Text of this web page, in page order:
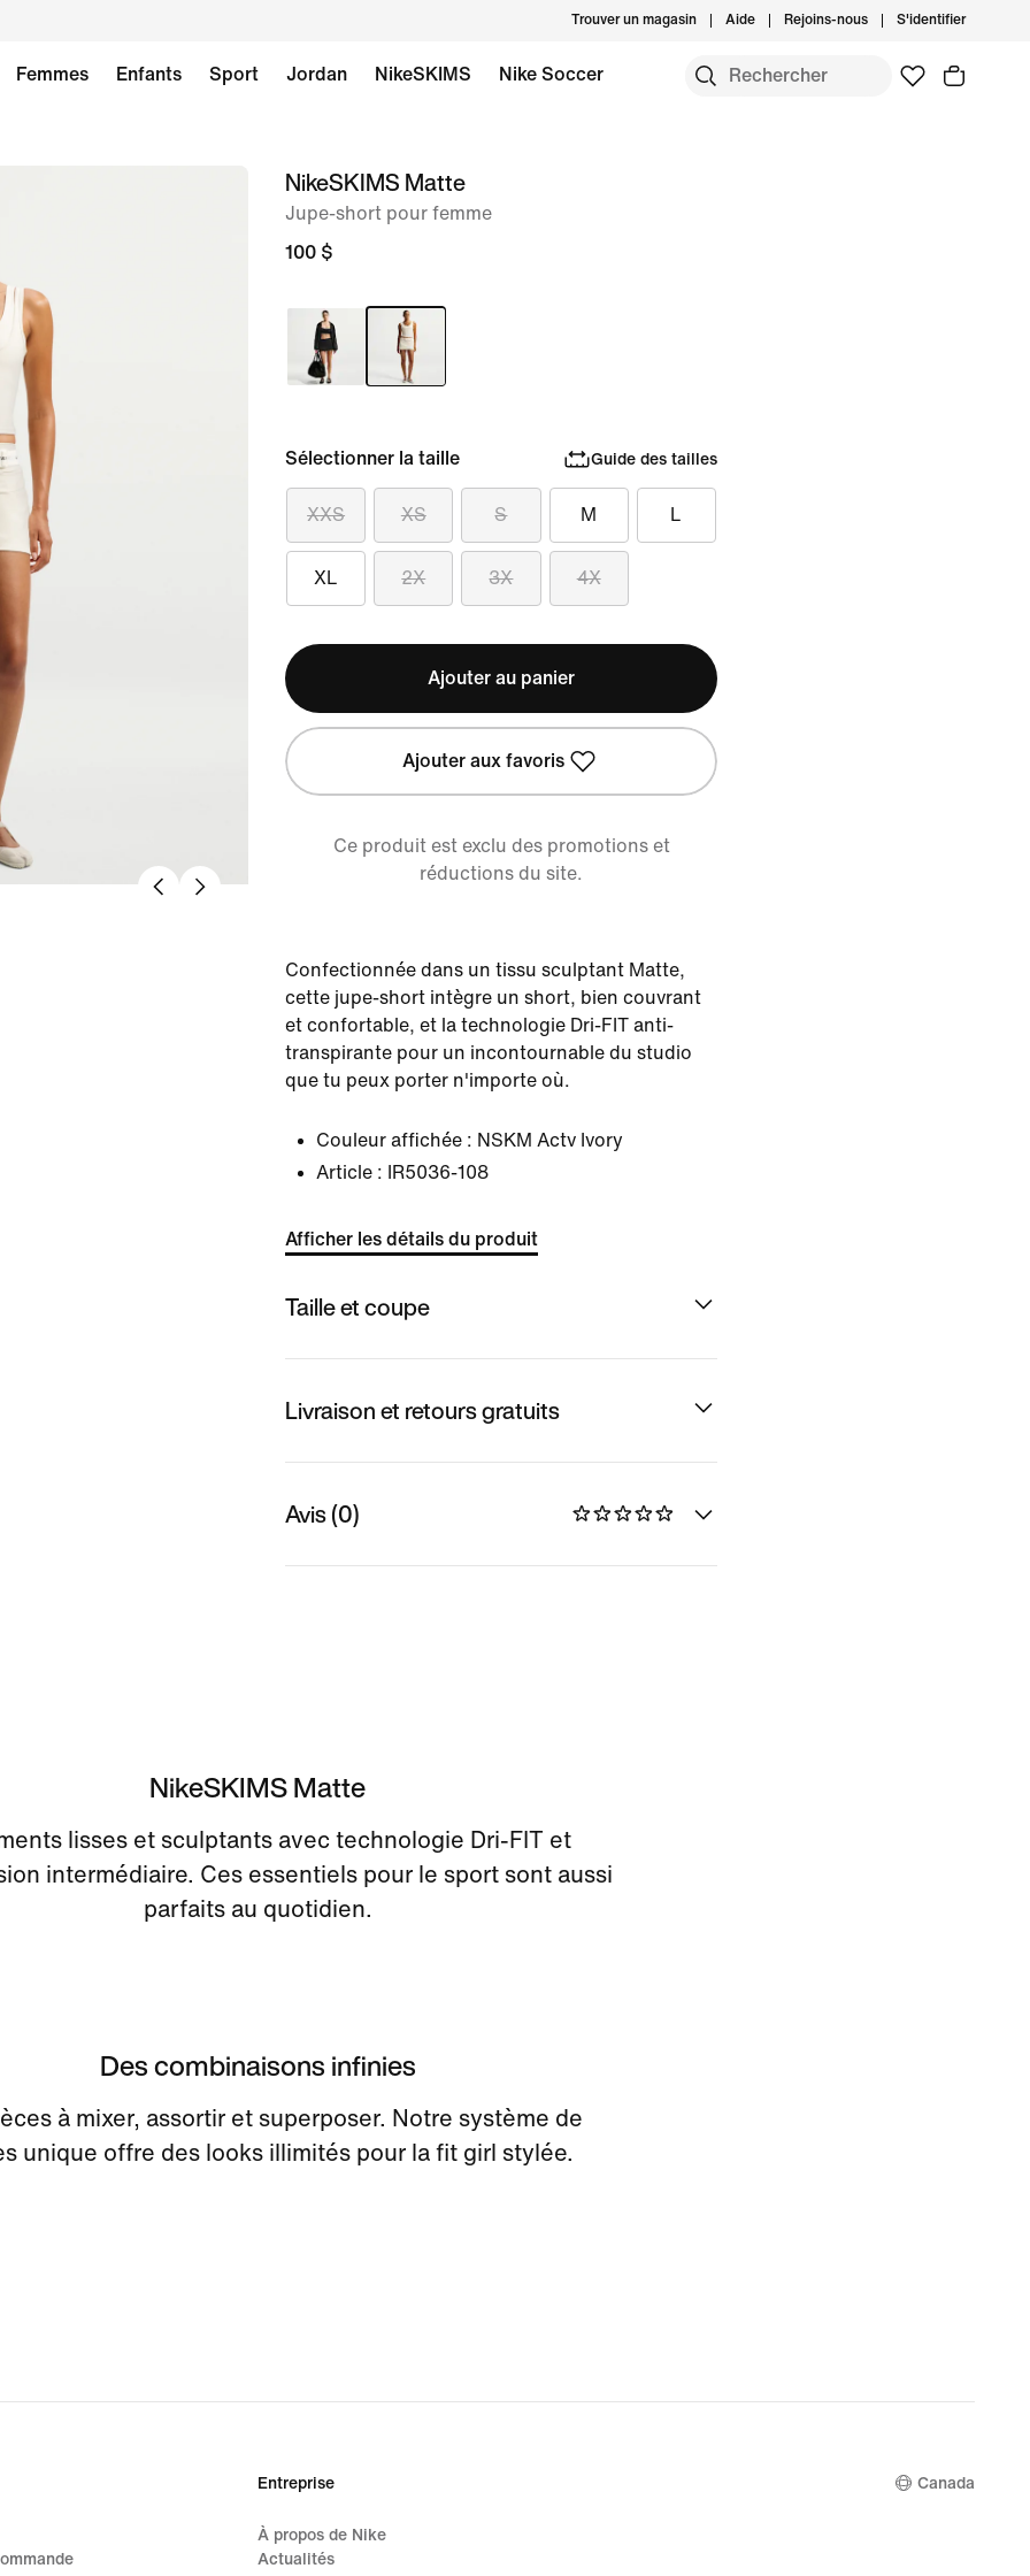
Trouver un magasin Aide Rejoins-nous S'identifier
Femmes Enfants Sport Jordan NikeSKIMS Nike Soccer
image 1NikeSKIMS Matte
Jupe-short pour femme
100 $
Sélectionner la taille Guide des tailles
XXS XS S M L
XL 2X 3X 4X
Ajouter au panier
Ajouter aux favoris
Ce produit est exclu des promotions et
réductions du site.
Confectionnée dans un tissu sculptant Matte,
cette jupe-short intègre un short, bien couvrant
et confortable, et la technologie Dri-FIT anti-
transpirante pour un incontournable du studio
que tu peux porter n'importe où.
Couleur affichée : NSKM Actv Ivory
Article :
IR5036-108
Afficher les détails du produit
Taille et coupe
Livraison et retours gratuits
Avis (0)
NikeSKIMS Matte
lisses et sculptants avec technologie Dri-FIT et
intermédiaire. Ces essentiels pour le sport sont aussi
parfaits au quotidien.
Des combinaisons infinies
à mixer, assortir et superposer. Notre système de
unique offre des looks illimités pour la fit girl stylée.
Entreprise
À propos de Nike
Actualités
Canada